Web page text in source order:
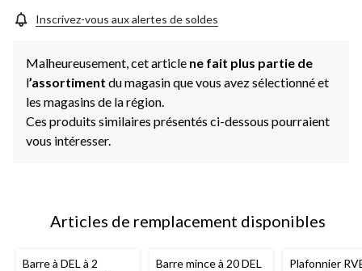
page.
Inscrivez-vous aux alertes de soldes
Malheureusement, cet article ne fait plus partie de
l’assortiment du magasin que vous avez sélectionné et
les magasins de la région.
Ces produits similaires présentés ci-dessous pourraient
vous intéresser.
Articles de remplacement disponibles
Barre à DEL à 2
Barre mince à 20 DEL
Plafonnier